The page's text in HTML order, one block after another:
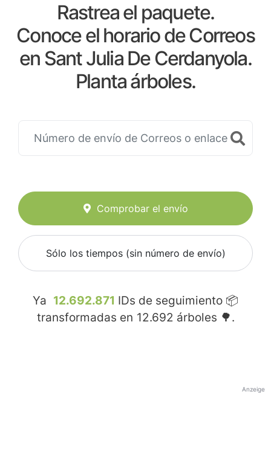
Rastrea el paquete.
Conoce el horario de Correos
en Sant Julia De Cerdanyola.
Planta árboles.
Comprobar el envío
Sólo los tiempos (sin número de envío)
Ya 12.692.871 IDs de seguimiento 📦
transformadas en 12.692 árboles 🌳.
Anzeige